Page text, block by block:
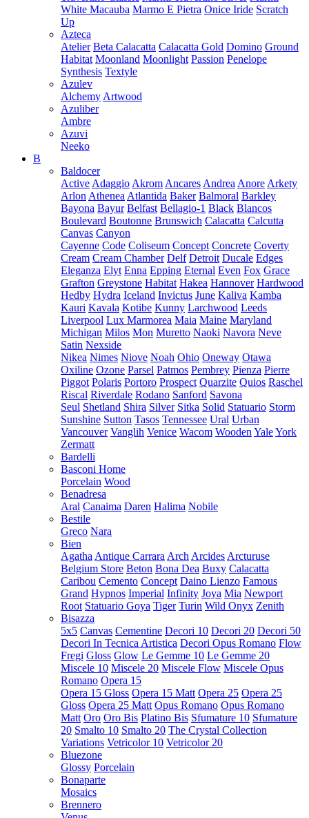
White Macauba Marmo E Pietra Onice Iride Scratch
Up
Azteca
Atelier Beta Calacatta Calacatta Gold Domino Ground
Habitat Moonland Moonlight Passion Penelope
Synthesis Textyle
Azulev
Alchemy Artwood
Azuliber
Ambre
Azuvi
Neeko
B
Baldocer
Active Adaggio Akrom Ancares Andrea Anore Arkety
Arlon Athenea Atlantida Baker Balmoral Barkley
Bayona Bayur Belfast Bellagio-1 Black Blancos
Boulevard Boutonne Brunswich Calacatta Calcutta
Canvas Canyon
Cayenne Code Coliseum Concept Concrete Coverty
Cream Cream Chamber Delf Detroit Ducale Edges
Eleganza Elyt Enna Epping Eternal Even Fox Grace
Grafton Greystone Habitat Hakea Hannover Hardwood
Hedby Hydra Iceland Invictus June Kaliva Kamba
Kauri Kavala Kotibe Kunny Larchwood Leeds
Liverpool Lux Marmorea Maia Maine Maryland
Michigan Milos Mon Muretto Naoki Navora Neve
Satin Nexside
Nikea Nimes Niove Noah Ohio Oneway Otawa
Oxiline Ozone Parsel Patmos Pembrey Pienza Pierre
Piggot Polaris Portoro Prospect Quarzite Quios Raschel
Riscal Riverdale Rodano Sanford Savona
Seul Shetland Shira Silver Sitka Solid Statuario Storm
Sunshine Sutton Tasos Tennessee Ural Urban
Vancouver Vanglih Venice Wacom Wooden YaleYork
Zermatt
Bardelli
Basconi Home
Porcelain Wood
Benadresa
Aral Canaima Daren Halima Nobile
Bestile
Greco Nara
Bien
Agatha Antique Carrara Arch Arcides Arcturuse
Belgium Store Beton Bona Dea Buxy Calacatta
Caribou Cemento Concept Daino Lienzo Famous
Grand Hypnos Imperial Infinity Joya Mia Newport
Root Statuario Goya Tiger Turin Wild Onyx Zenith
Bisazza
5x5 Canvas Cementine Decori 10 Decori 20 Decori 50
Decori In Tecnica Artistica Decori Opus Romano Flow
Fregi Gloss Glow Le Gemme 10 Le Gemme 20
Miscele 10 Miscele 20 Miscele Flow Miscele Opus
Romano Opera 15
Opera 15 Gloss Opera 15 Matt Opera 25 Opera 25
Gloss Opera 25 Matt Opus Romano Opus Romano
Matt Oro Oro Bis Platino Bis Sfumature 10 Sfumature
20 Smalto 10 Smalto 20 The Crystal Collection
Variations Vetricolor 10 Vetricolor 20
Bluezone
Glossy Porcelain
Bonaparte
Mosaics
Brennero